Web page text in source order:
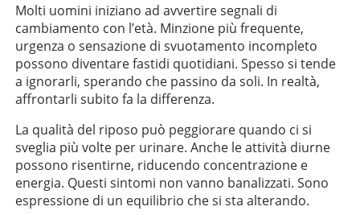
Molti uomini iniziano ad avvertire segnali di
cambiamento con l’età. Minzione più frequente,
urgenza o sensazione di svuotamento incompleto
possono diventare fastidi quotidiani. Spesso si tende
a ignorarli, sperando che passino da soli. In realtà,
affrontarli subito fa la differenza.
La qualità del riposo può peggiorare quando ci si
sveglia più volte per urinare. Anche le attività diurne
possono risentirne, riducendo concentrazione e
energia. Questi sintomi non vanno banalizzati. Sono
espressione di un equilibrio che si sta alterando.